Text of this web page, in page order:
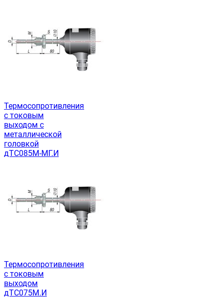
Термосопротивления
с токовым
выходом с
металлической
головкой
дТС085М-МГ.И
Термосопротивления
с токовым
выходом
дТС075М.И